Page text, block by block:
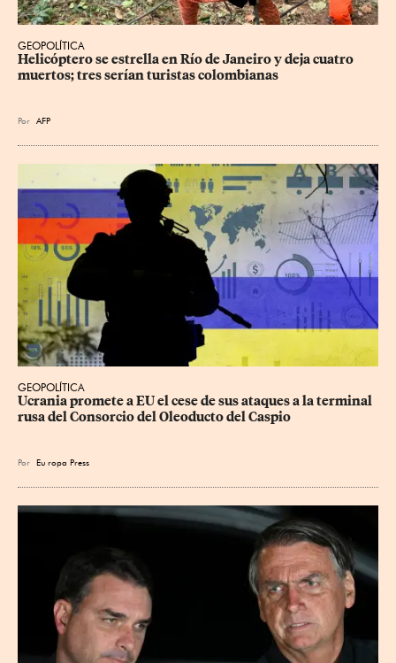
GEOPOLÍTICA
Helicóptero se estrella en Río de Janeiro y deja cuatro
muertos; tres serían turistas colombianas
Por AFP
GEOPOLÍTICA
Ucrania promete a EU el cese de sus ataques a la terminal
rusa del Consorcio del Oleoducto del Caspio
Por Eu ropa Press